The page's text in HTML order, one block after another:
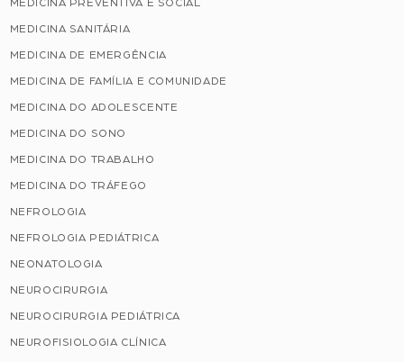
MEDICINA PREVENTIVA E SOCIAL
MEDICINA SANITÁRIA
MEDICINA DE EMERGÊNCIA
MEDICINA DE FAMÍLIA E COMUNIDADE
MEDICINA DO ADOLESCENTE
MEDICINA DO SONO
MEDICINA DO TRABALHO
MEDICINA DO TRÁFEGO
NEFROLOGIA
NEFROLOGIA PEDIÁTRICA
NEONATOLOGIA
NEUROCIRURGIA
NEUROCIRURGIA PEDIÁTRICA
NEUROFISIOLOGIA CLÍNICA